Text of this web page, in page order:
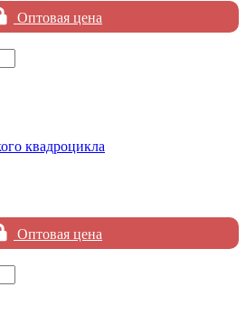
Оптовая цена
квадроцикла
Оптовая цена